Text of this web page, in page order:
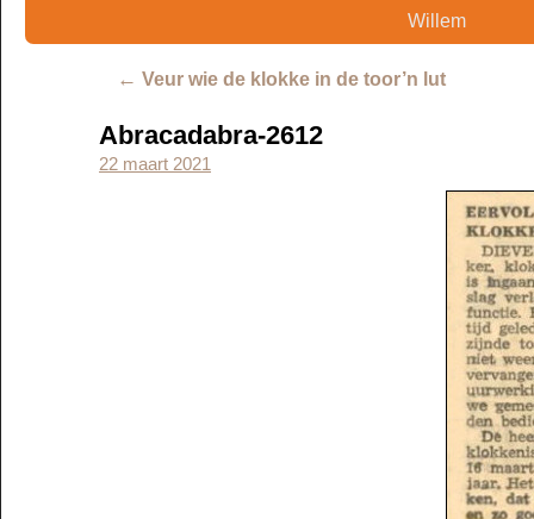
Willem
← Veur wie de klokke in de toor’n lut
Abracadabra-2612
22 maart 2021